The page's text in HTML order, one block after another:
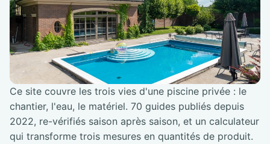
Ce site couvre les trois vies d'une piscine privée : le
chantier, l'eau, le matériel. 70 guides publiés depuis
2022, re-vérifiés saison après saison, et un calculateur
qui transforme trois mesures en quantités de produit.